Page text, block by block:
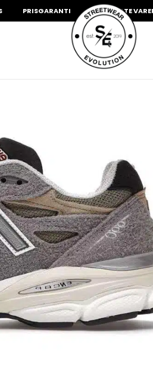
PRISGARANTI 100% ÆGTE VARER